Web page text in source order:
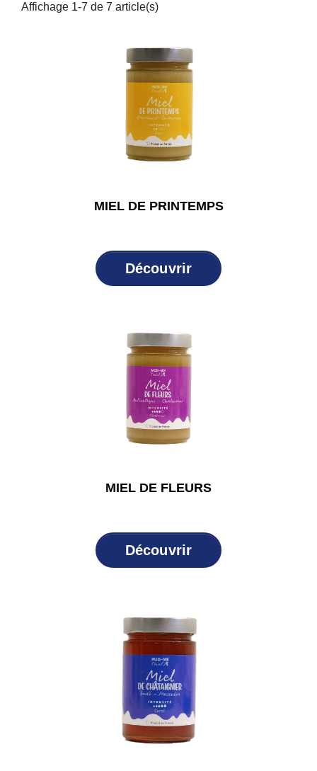
Affichage 1-7 de 7 article(s)
MIEL DE PRINTEMPS
Découvrir
MIEL DE FLEURS
Découvrir